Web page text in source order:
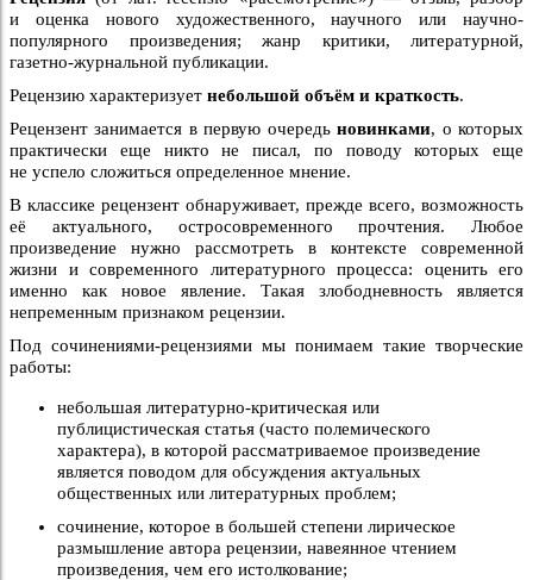
и оценка нового художественного, научного или научно-
популярного произведения; жанр критики, литературной,
газетно-журнальной публикации.
Рецензию характеризует небольшой объём и краткость.
Рецензент занимается в первую очередьновинками, о которых
практически еще никто не писал, по поводу которых еще
не успело сложиться определенное мнение.
В классике рецензент обнаруживает, прежде всего, возможность
её актуального, остросовременного прочтения. Любое
произведение нужно рассмотреть в контексте современной
жизни и современного литературного процесса: оценить его
именно как новое явление. Такая злободневность является
непременным признаком рецензии.
Под сочинениями-рецензиями мы понимаем такие творческие
работы:
небольшая литературно-критическая или
публицистическая статья (часто полемического
характера), в которой рассматриваемое произведение
является поводом для обсуждения актуальных
общественных или литературных проблем;
сочинение, которое в большей степени лирическое
размышление автора рецензии, навеянное чтением
произведения, чем его истолкование;